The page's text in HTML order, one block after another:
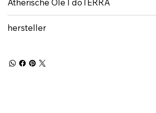
Ätherische Öle I doTERRA
hersteller